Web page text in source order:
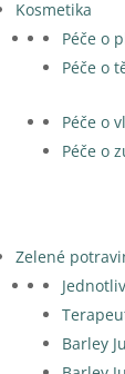
Kosmetika
Péče o
Péče o
Péče o
Péče o
Zelené
Barley